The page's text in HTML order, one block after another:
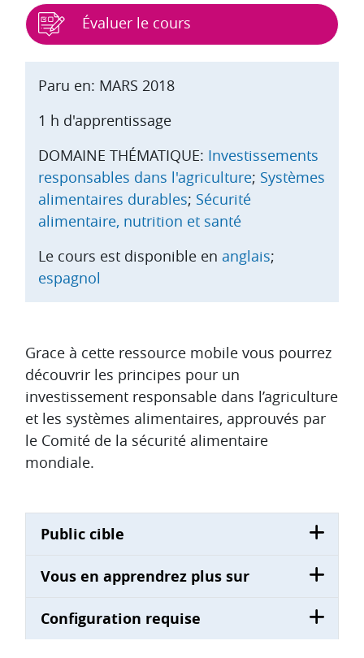
Aperçu des sections
Grace à cette ressource mobile vous pourrez
découvrir les principes pour un
investissement responsable dans l’agriculture
et les systèmes alimentaires, approuvés par
le Comité de la sécurité alimentaire
mondiale.
Public cible
Vous en apprendrez plus sur
Configuration requise
Paru en: MARS 2018
1 h d'apprentissage
DOMAINE THÉMATIQUE: Investissements
responsables dans l'agriculture; Systèmes
alimentaires durables; Sécurité
alimentaire, nutrition et santé
Le cours est disponible en anglais;
espagnol
Évaluer le cours